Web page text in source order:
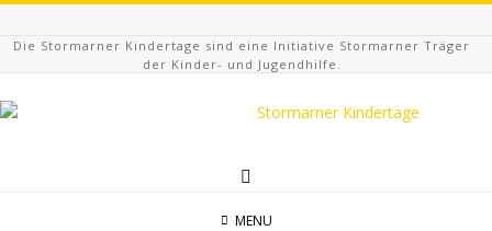
Die Stormarner Kindertage sind eine Initiative Stormarner Träger
der Kinder- und Jugendhilfe.
MENU